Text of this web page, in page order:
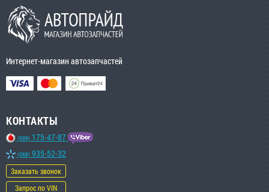
Интернет-магазин автозапчастей
КОНТАКТЫ
(099) 175-47-87
(068) 935-52-32
Заказать звонок
Запрос по VIN